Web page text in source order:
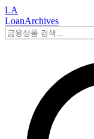
LA
LoanArchives